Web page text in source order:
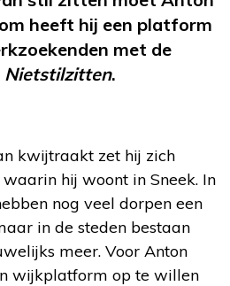
heeft hij een platform
met de
Nietstilzitten.
kwijtraakt zet hij zich
hij woont in Sneek. In
nog veel dorpen een
in de steden bestaan
meer. Voor Anton
wijkplatform op te willen